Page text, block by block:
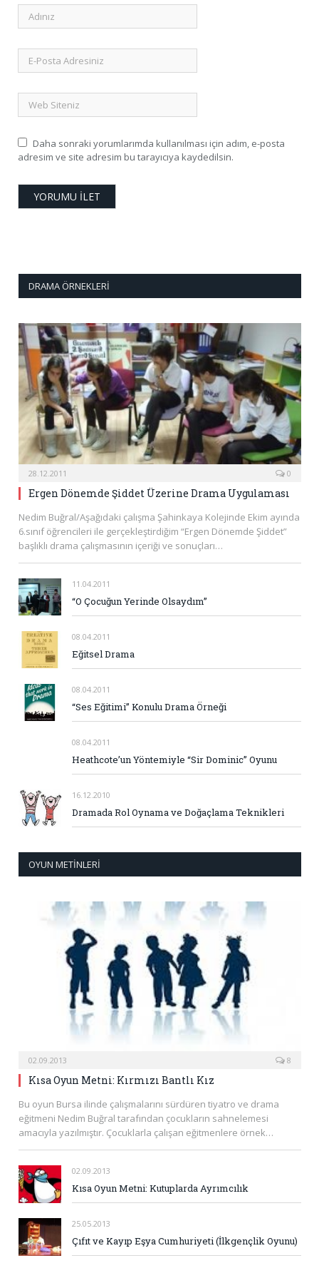
Daha sonraki yorumlarımda kullanılması için adım, e-posta
adresim ve site adresim bu tarayıcıya kaydedilsin.
DRAMA ÖRNEKLERI
28.12.2011 0
Ergen Dönemde Şiddet Üzerine Drama Uygulaması
Nedim Buğral/Aşağıdaki çalışma Şahinkaya Kolejinde Ekim ayında
6.sınıf öğrencileri ile gerçekleştirdiğim “Ergen Dönemde Şiddet”
başlıklı drama çalışmasının içeriği ve sonuçları…
11.04.2011
“O Çocuğun Yerinde Olsaydım”
08.04.2011
Eğitsel Drama
08.04.2011
“Ses Eğitimi” Konulu Drama Örneği
08.04.2011
Heathcote’un Yöntemiyle “Sir Dominic” Oyunu
16.12.2010
Dramada Rol Oynama ve Doğaçlama Teknikleri
OYUN METINLERI
02.09.2013 8
Kısa Oyun Metni: Kırmızı Bantlı Kız
Bu oyun Bursa ilinde çalışmalarını sürdüren tiyatro ve drama
eğitmeni Nedim Buğral tarafından çocukların sahnelemesi
amacıyla yazılmıştır. Çocuklarla çalışan eğitmenlere örnek…
02.09.2013
Kısa Oyun Metni: Kutuplarda Ayrımcılık
25.05.2013
Çıfıt ve Kayıp Eşya Cumhuriyeti (İlkgençlik Oyunu)